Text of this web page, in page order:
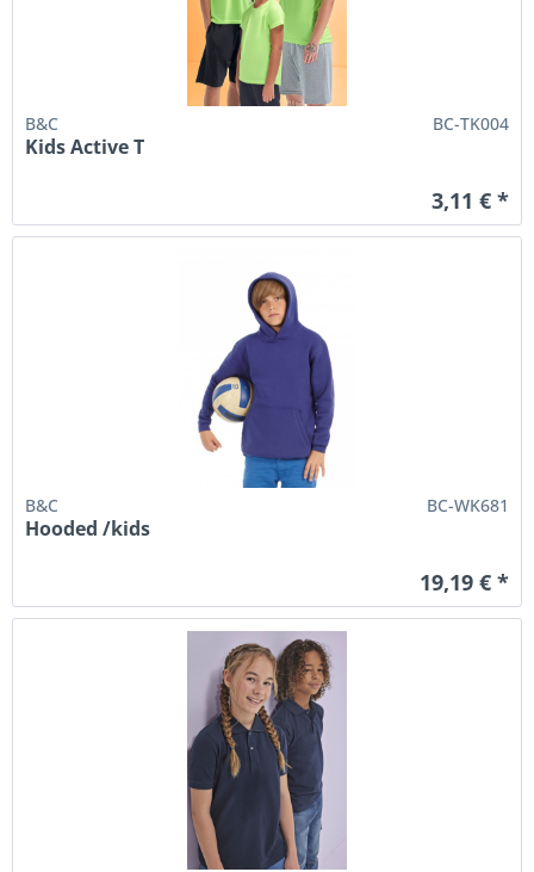
B&C BC-TK004
Kids Active T
3,11 € *
B&C BC-WK681
Hooded /kids
19,19 € *